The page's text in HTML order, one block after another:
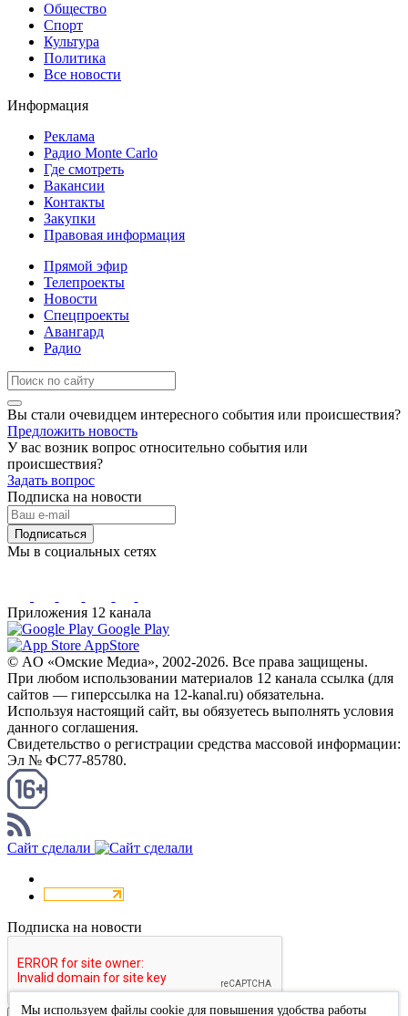
Общество
Спорт
Культура
Политика
Все новости
Информация
Реклама
Радио Monte Carlo
Где смотреть
Вакансии
Контакты
Закупки
Правовая информация
Прямой эфир
Телепроекты
Новости
Спецпроекты
Авангард
Радио
Вы стали очевидцем интересного события или происшествия?
Предложить новость
У вас возник вопрос относительно события или
происшествия?
Задать вопрос
Подписка на новости
Подписаться
Мы в социальных сетях
Приложения 12 канала
Google Play
AppStore
© AO «Омские Медиа», 2002-2026. Все права защищены.
При любом использовании материалов 12 канала ссылка (для
сайтов — гиперссылка на 12-kanal.ru) обязательна.
Используя настоящий сайт, вы обязуетесь выполнять условия
данного соглашения.
Свидетельство о регистрации средства массовой информации:
Эл № ФС77-85780.
Сайт сделали
Подписка на новости
Мы используем файлы cookie для повышения удобства работы